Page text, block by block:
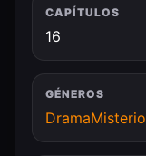
CAPÍTULOS
16
GÉNEROS
DramaMisterio